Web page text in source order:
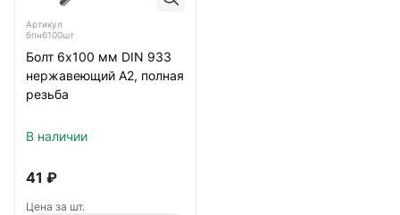
Артикул
бпн6100шт
Болт 6х100 мм DIN 933
нержавеющий А2, полная
резьба
В наличии
41 ₽
Цена за шт.